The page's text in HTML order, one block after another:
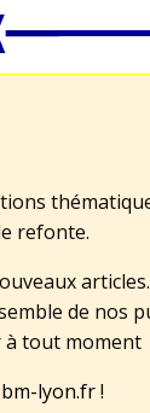
refonte.
de nos
à tout moment
bm-lyon.fr!